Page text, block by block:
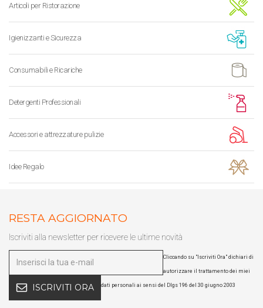
Articoli per Ristorazione
Igienizzanti e Sicurezza
Consumabili e Ricariche
Detergenti Professionali
Accessori e attrezzature pulizie
Idee Regalo
RESTA AGGIORNATO
Iscriviti alla newsletter per ricevere le ultime novità
ISCRIVITI ORA
Cliccando su "Iscriviti Ora" dichiari di
autorizzare il trattamento dei miei
dati personali ai sensi del Dlgs 196 del 30 giugno 2003